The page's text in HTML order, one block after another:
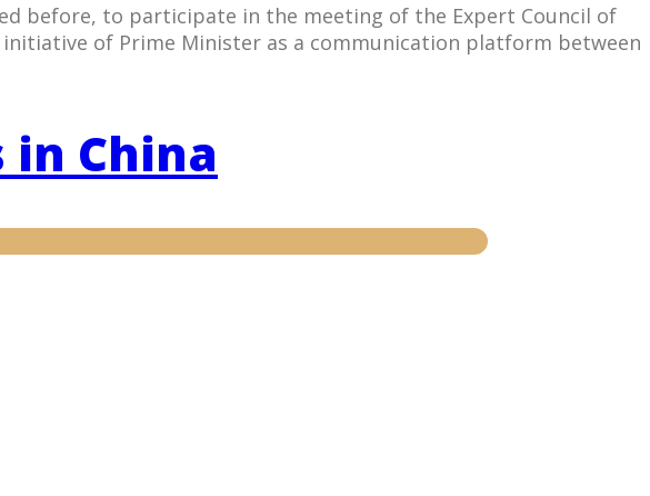
before, to participate in the meeting of the Expert Council of
initiative of Prime Minister as a communication platform between
China